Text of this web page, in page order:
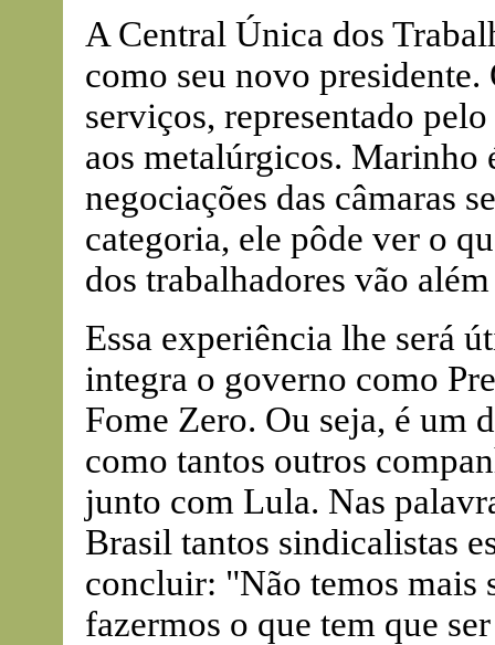
A Central Única dos
como seu novo
serviços, representado
aos metalúrgicos. Marinho
negociações das câmaras
categoria, ele pôde ver o
dos trabalhadores vão
Essa experiência lhe será
integra o governo como
Fome Zero. Ou seja, é um
como tantos outros
junto com Lula. Nas
Brasil tantos sindicalistas
concluir: "Não temos mais
fazermos o que tem que